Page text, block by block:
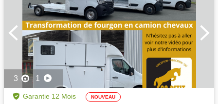
3 1
Garantie 12 Mois NOUVEAU